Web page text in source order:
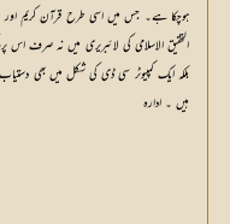
ہوچکا ہے۔ جس میں اسی طرح قرآن کریم اور
التحقیق الاسلامی کی لائبریری میں نہ صرف
ہیں ۔ ادارہ